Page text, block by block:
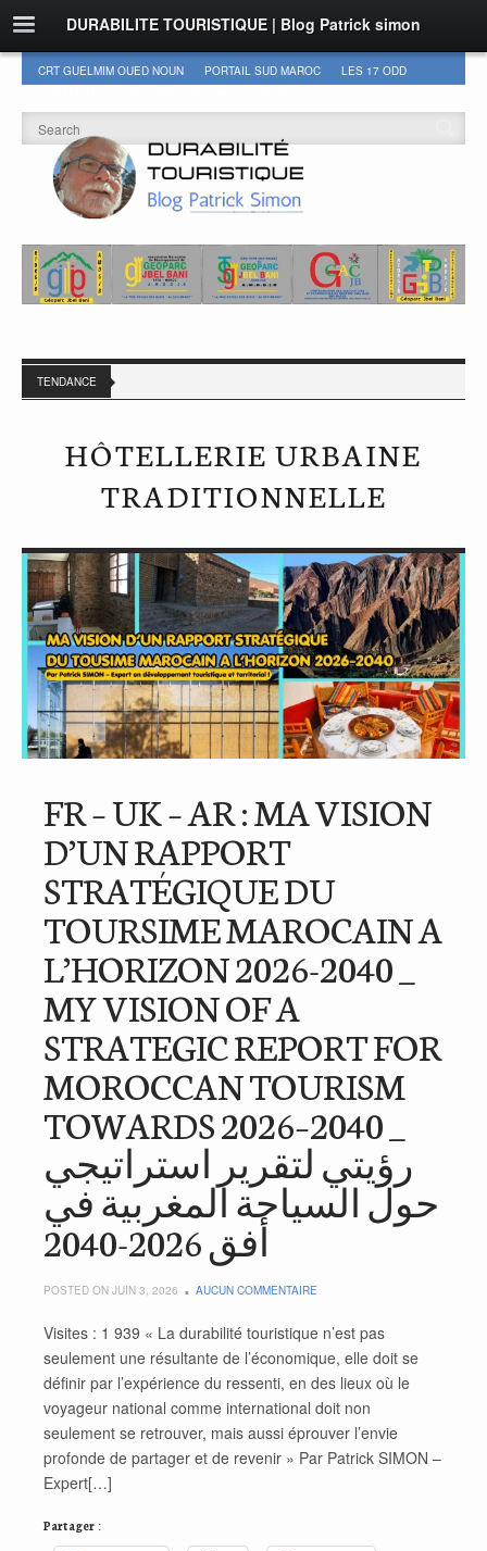
DURABILITE TOURISTIQUE | Blog Patrick simon
CRT GUELMIM OUED NOUN PORTAIL SUD MAROC
LES 17 ODD
TENDANCE
HÔTELLERIE URBAINE
TRADITIONNELLE
FR – UK – AR : MA VISION
D’UN RAPPORT
STRATÉGIQUE DU
TOURSIME MAROCAIN A
L’HORIZON 2026-2040 _
MY VISION OF A
STRATEGIC REPORT FOR
MOROCCAN TOURISM
TOWARDS 2026–2040 _
رؤيتي لتقرير استراتيجي
حول السياحة المغربية في
أفق 2026-2040
POSTED ON JUIN 3, 2026 AUCUN COMMENTAIRE
Visites : 1 939 « La durabilité touristique n’est pas
seulement une résultante de l’économique, elle doit se
définir par l’expérience du ressenti, en des lieux où le
voyageur national comme international doit non
seulement se retrouver, mais aussi éprouver l’envie
profonde de partager et de revenir » Par Patrick SIMON –
Expert[…]
Partager :